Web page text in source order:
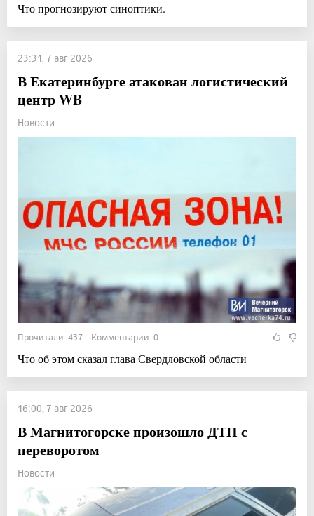
Что прогнозируют синоптики.
23:31, 7 авг 2026
В Екатеринбурге атакован логистический
центр WB
Новости
Прочитали: 437 Комментарии: 0
Что об этом сказал глава Свердловской области
16:00, 7 авг 2026
В Магнитогорске произошло ДТП с
переворотом
Новости